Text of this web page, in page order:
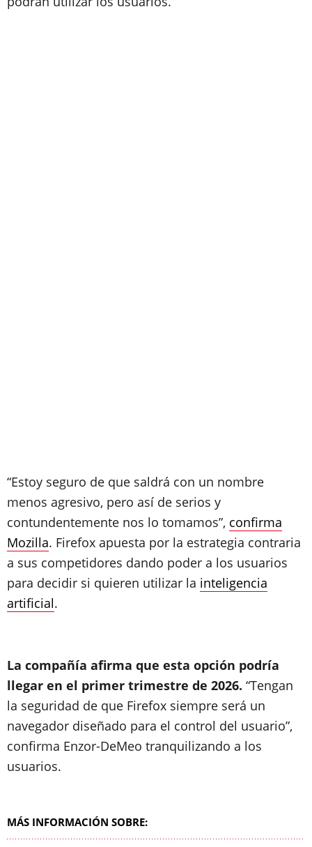
“Estoy seguro de que saldrá con un nombre
menos agresivo, pero así de serios y
contundentemente nos lo tomamos”, confirma
Mozilla. Firefox apuesta por la estrategia contraria
a sus competidores dando poder a los usuarios
para decidir si quieren utilizar la inteligencia
artificial.
La compañía afirma que esta opción podría
llegar en el primer trimestre de 2026. “Tengan
la seguridad de que Firefox siempre será un
navegador diseñado para el control del usuario”,
confirma Enzor-DeMeo tranquilizando a los
usuarios.
MÁS INFORMACIÓN SOBRE: